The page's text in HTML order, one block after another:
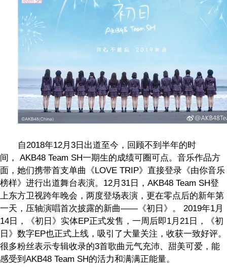
自2018年12月 3 日出道至今，回顾不到半年的时
间，
AKB48 Team SH一期生的成绩可圈可点。音乐作品方
面，她们携带首支单曲《LOVE TRIP》直接登录《由你音乐
榜样》进行出道舞台表演。 12月 31 日， AKB48 Team SH登
上东方卫视跨年晚会，两度登场表演，更在零点后的新年第
一天，压轴演唱首次披露的新曲—— 《初日》。 2019年1月
14 日，《初日》实体EP正式发售，一周后即1月 21 日，《初
日》数字EP也正式上线，吸引了大量关注，收获一致好评。
很多粉丝表示专辑收录的3首歌曲元气充沛、甜美可爱，能
感受到 AKB48 Team SH的活力和满满正能量。